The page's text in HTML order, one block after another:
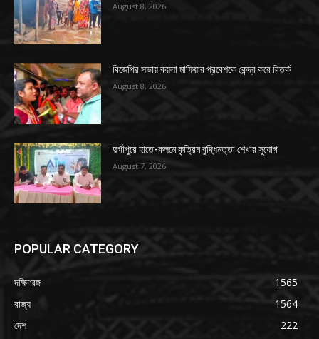
August 8, 2026
বিজেপির সভায় কয়লা মাফিয়ার প্রবেশকে কেন্দ্র করে বিতর্ক
August 8, 2026
দুর্গাপুরে হাতে-কলমে কৃত্রিম বুদ্ধিমত্তা শেখার সুযোগ
August 7, 2026
POPULAR CATEGORY
দক্ষিণবঙ্গ
1565
রাজ্য
1564
দেশ
222